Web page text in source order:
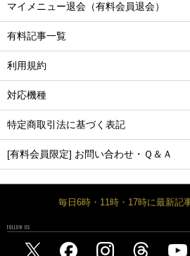
マイメニュー退会（有料会員退会）
有料記事一覧
利用規約
対応機種
特定商取引法に基づく表記
[有料会員限定] お問い合わせ・Ｑ＆Ａ
毎日6時・11時・17時に最新記
FOLLOW US